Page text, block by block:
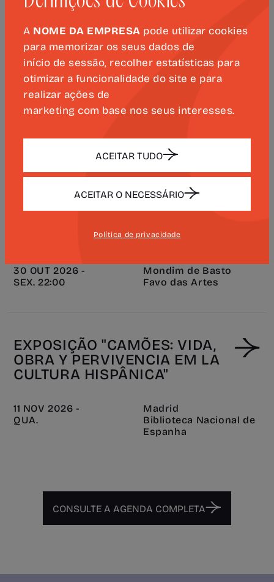
ESPECTÁCULO "CABO DAS
TORMENTAS"
EVENTO OFICIAL
30 OUT 2026 -
SEX. 22:00
Mondim de Basto
Favo das Artes
EXPOSIÇÃO "CAMÕES: VIDA,
OBRA Y PERVIVENCIA EM LA
CULTURA HISPÂNICA"
11 NOV 2026 -
QUA.
Madrid
Biblioteca Nacional de
Espanha
CONSULTE A AGENDA COMPLETA
A NOME DA EMPRESA pode utilizar cookies
para memorizar os seus dados de
início de sessão, recolher estatísticas para
otimizar a funcionalidade do site e para
realizar ações de
marketing com base nos seus interesses.
ACEITAR TUDO
ACEITAR O NECESSÁRIO
Política de privacidade